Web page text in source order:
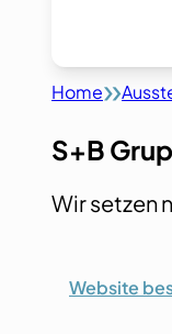
Home
S+B
Wir setzen
Website